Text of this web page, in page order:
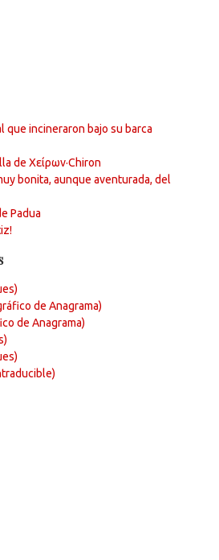
que incineraron bajo su barca
de Χείρων·Chiron
bonita, aunque aventurada, del
Padua
de Anagrama)
de Anagrama)